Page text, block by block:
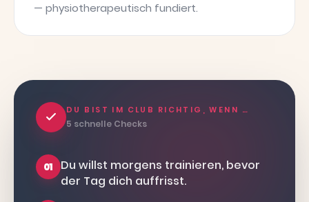
— physiotherapeutisch fundiert.
DU BIST IM CLUB RICHTIG, WENN …
5 schnelle Checks
01
Du willst morgens trainieren, bevor
der Tag dich auffrisst.